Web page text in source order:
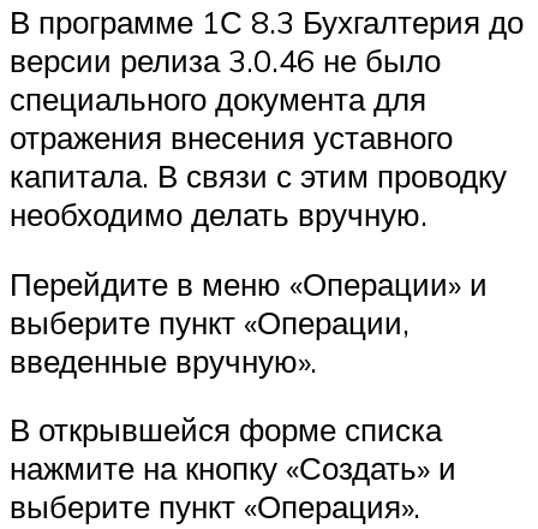
В программе 1С 8.3 Бухгалтерия до
версии релиза 3.0.46 не было
специального документа для
отражения внесения уставного
капитала. В связи с этим проводку
необходимо делать вручную.
Перейдите в меню «Операции» и
выберите пункт «Операции,
введенные вручную».
В открывшейся форме списка
нажмите на кнопку «Создать» и
выберите пункт «Операция».